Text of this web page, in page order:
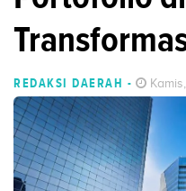
REDAKSI DAERAH -